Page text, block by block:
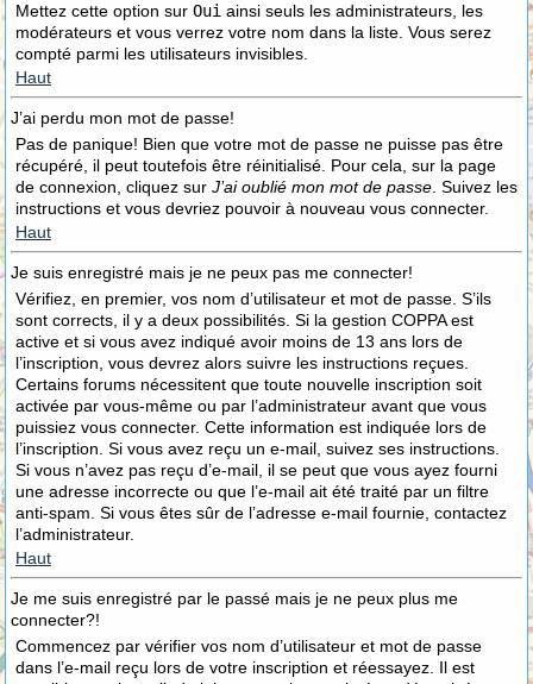
Mettez cette option sur Oui ainsi seuls les administrateurs, les
modérateurs et vous verrez votre nom dans la liste. Vous serez
compté parmi les utilisateurs invisibles.
Haut
J’ai perdu mon mot de passe!
Pas de panique! Bien que votre mot de passe ne puisse pas être
récupéré, il peut toutefois être réinitialisé. Pour cela, sur la page
de connexion, cliquez sur J’ai oublié mon mot de passe . Suivez les
instructions et vous devriez pouvoir à nouveau vous connecter.
Haut
Je suis enregistré mais je ne peux pas me connecter!
Vérifiez, en premier, vos nom d’utilisateur et mot de passe. S’ils
sont corrects, il y a deux possibilités. Si la gestion COPPA est
active et si vous avez indiqué avoir moins de 13 ans lors de
l’inscription, vous devrez alors suivre les instructions reçues.
Certains forums nécessitent que toute nouvelle inscription soit
activée par vous-même ou par l’administrateur avant que vous
puissiez vous connecter. Cette information est indiquée lors de
l’inscription. Si vous avez reçu un e-mail, suivez ses instructions.
Si vous n’avez pas reçu d’e-mail, il se peut que vous ayez fourni
une adresse incorrecte ou que l’e-mail ait été traité par un filtre
anti-spam. Si vous êtes sûr de l’adresse e-mail fournie, contactez
l’administrateur.
Haut
Je me suis enregistré par le passé mais je ne peux plus me
connecter?!
Commencez par vérifier vos nom d’utilisateur et mot de passe
dans l’e-mail reçu lors de votre inscription et réessayez. Il est